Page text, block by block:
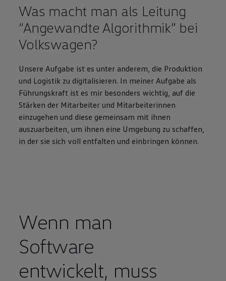
Was macht man als Leitung
“Angewandte Algorithmik” bei
Volkswagen?
Unsere Aufgabe ist es unter anderem, die Produktion
und Logistik zu digitalisieren. In meiner Aufgabe als
Führungskraft ist es mir besonders wichtig, auf die
Stärken der Mitarbeiter und Mitarbeiterinnen
einzugehen und diese gemeinsam mit ihnen
auszuarbeiten, um ihnen eine Umgebung zu schaffen,
in der sie sich voll entfalten und einbringen können.
Wenn man
Software
entwickelt, muss